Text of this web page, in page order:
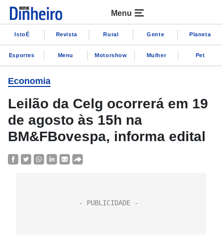
Menu
IstoÉ Revista Rural Gente Planeta
Esportes Menu Motorshow Mulher Pet
Economia
Leilão da Celg ocorrerá em 19
de agosto às 15h na
BM&FBovespa, informa edital